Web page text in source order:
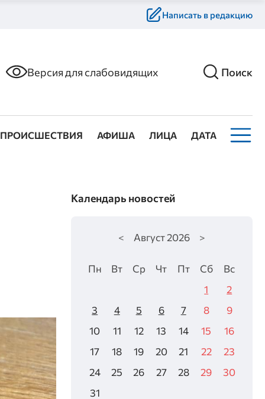
Написать в редакцию
Версия для слабовидящих Поиск
ПРОИСШЕСТВИЯ АФИША ЛИЦА ДАТА
Календарь новостей
< Август2026 >
Пн Вт Ср Чт Пт Сб
Вс
1
2
3
4 5 6 7 8
9
10
11 12 13 14 15
16
17
18 19 20 21 22
23
24
25 26 27 28 29
30
31